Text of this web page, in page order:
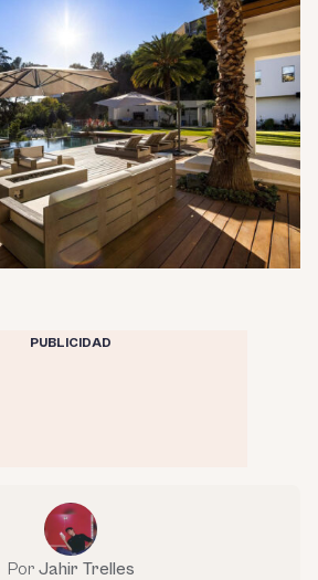
PUBLICIDAD
Por Jahir Trelles